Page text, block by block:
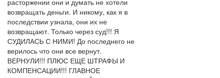
расторжении они и думать не хотели
возвращать деньги. И никому, как я в
последствии узнала, они их не
возвращают. Только через суд!!! Я
СУДИЛАСЬ С НИМИ! До последнего не
верилось что они все вернут.
ВЕРНУЛИ!!! ПЛЮС ЕЩЕ ШТРАФЫ И
КОМПЕНСАЦИИ!!! ГЛАВНОЕ